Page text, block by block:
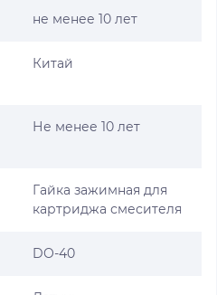
не менее 10 лет
Китай
Не менее 10 лет
Гайка зажимная для
картриджа смесителя
DO-40